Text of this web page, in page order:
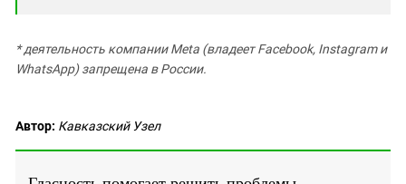
* деятельность компании Meta (владеет Facebook, Instagram и
WhatsApp) запрещена в России.
Автор: Кавказский Узел